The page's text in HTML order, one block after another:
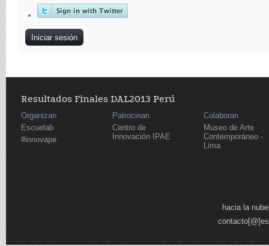
Resultados Finales DAL2013 Perú
Organizan
Escuelab
#innovape
Patrocinan
Centro de
Innovación IPAE
Colaboran
Museo de Arte
Contemporáneo -
Lima
hacia la